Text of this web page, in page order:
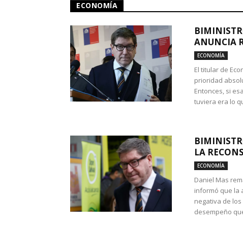
ECONOMÍA
ANUNCIA
ECONOMÍA
El titular de
prioridad
Entonces, si
tuviera era lo
LA
ECONOMÍA
Daniel Mas
informó que la
negativa de
desempeño